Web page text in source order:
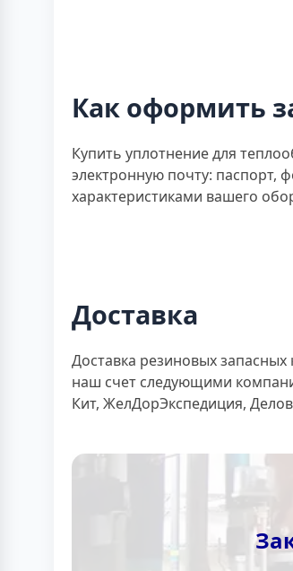
Как оформить
Купить уплотнение для
электронную почту: паспорт,
характеристиками вашего
Доставка
Доставка резиновых
наш счет следующими
Кит, ЖелДорЭкспедиция,